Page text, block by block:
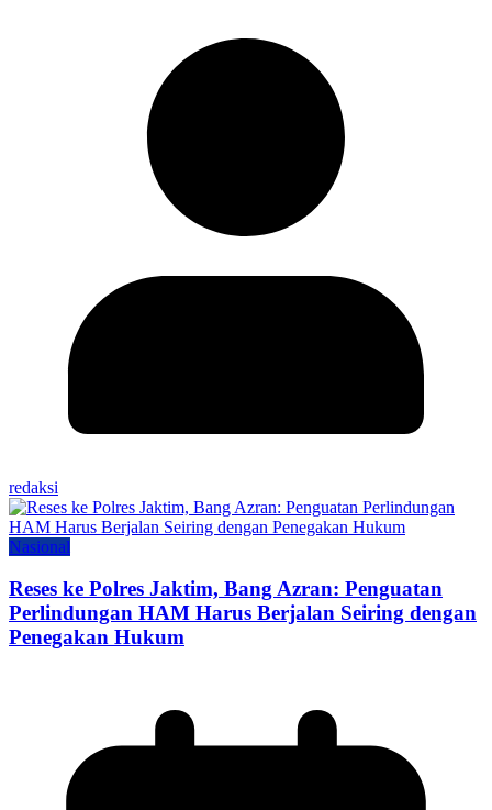
redaksi
Nasional
Reses ke Polres Jaktim, Bang Azran: Penguatan
Perlindungan HAM Harus Berjalan Seiring dengan
Penegakan Hukum